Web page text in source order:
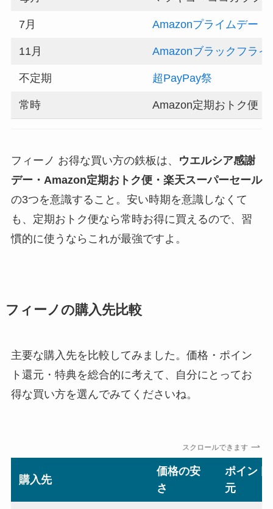
7月 Amazonプライムデー
11月 Amazonブラックフライ
不定期 超PayPay祭
常時 Amazon定期おトク便
フィーノ お得な買い方の鉄板は、
ウエルシア感謝
デー・Amazon定期おトク便・楽天スーパーセール
の3つを意識すること。安い時期を意識しなくて
も、定期おトク便なら常時お得に買えるので、習
慣的に使うならこれが最強ですよ。
フィーノの購入先比較
主要な購入先を比較してみました。価格・ポイン
ト還元・特典を総合的に考えて、自分にとってお
得な買い方を選んでみてくださいね。
スクロールできます
購入先
価格の安
さ
ポイント
元